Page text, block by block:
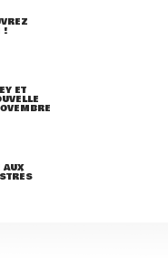
!
ET
AUX